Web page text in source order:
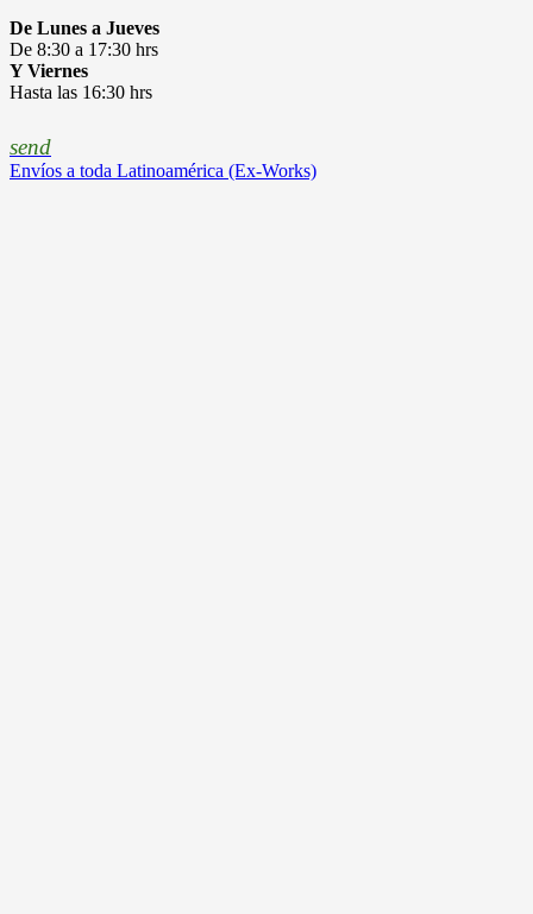
De Lunes a Jueves
De 8:30 a 17:30 hrs
Y Viernes
Hasta las 16:30 hrs
send
Envíos a toda Latinoamérica (Ex-Works)